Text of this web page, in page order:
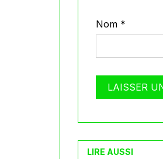
Nom *
LIRE AUSSI